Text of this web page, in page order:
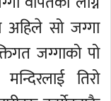
अहिले सो जग्गा
जग्गाको पो
तिरो